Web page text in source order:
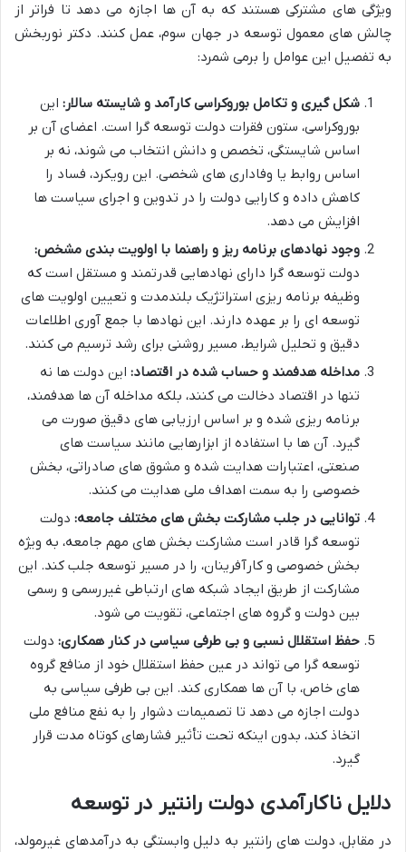
ویژگی های مشترکی هستند که به آن ها اجازه می دهد تا فراتر از
چالش های معمول توسعه در جهان سوم، عمل کنند. دکتر نوربخش
به تفصیل این عوامل را برمی شمرد:
شکل گیری و تکامل بوروکراسی کارآمد و شایسته سالار: این
بوروکراسی، ستون فقرات دولت توسعه گرا است. اعضای آن بر
اساس شایستگی، تخصص و دانش انتخاب می شوند، نه بر
اساس روابط یا وفاداری های شخصی. این رویکرد، فساد را
کاهش داده و کارایی دولت را در تدوین و اجرای سیاست ها
افزایش می دهد.
وجود نهادهای برنامه ریز و راهنما با اولویت بندی مشخص:
دولت توسعه گرا دارای نهادهایی قدرتمند و مستقل است که
وظیفه برنامه ریزی استراتژیک بلندمدت و تعیین اولویت های
توسعه ای را بر عهده دارند. این نهادها با جمع آوری اطلاعات
دقیق و تحلیل شرایط، مسیر روشنی برای رشد ترسیم می کنند.
مداخله هدفمند و حساب شده در اقتصاد: این دولت ها نه
تنها در اقتصاد دخالت می کنند، بلکه مداخله آن ها هدفمند،
برنامه ریزی شده و بر اساس ارزیابی های دقیق صورت می
گیرد. آن ها با استفاده از ابزارهایی مانند سیاست های
صنعتی، اعتبارات هدایت شده و مشوق های صادراتی، بخش
خصوصی را به سمت اهداف ملی هدایت می کنند.
توانایی در جلب مشارکت بخش های مختلف جامعه: دولت
توسعه گرا قادر است مشارکت بخش های مهم جامعه، به ویژه
بخش خصوصی و کارآفرینان، را در مسیر توسعه جلب کند. این
مشارکت از طریق ایجاد شبکه های ارتباطی غیررسمی و رسمی
بین دولت و گروه های اجتماعی، تقویت می شود.
حفظ استقلال نسبی و بی طرفی سیاسی در کنار همکاری: دولت
توسعه گرا می تواند در عین حفظ استقلال خود از منافع گروه
های خاص، با آن ها همکاری کند. این بی طرفی سیاسی به
دولت اجازه می دهد تا تصمیمات دشوار را به نفع منافع ملی
اتخاذ کند، بدون اینکه تحت تأثیر فشارهای کوتاه مدت قرار
گیرد.
دلایل ناکارآمدی دولت رانتیر در توسعه
در مقابل، دولت های رانتیر به دلیل وابستگی به درآمدهای غیرمولد،